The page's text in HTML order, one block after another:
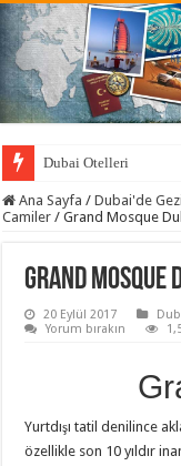
Dubai Otelleri
Ana Sayfa / Dubai'de
Camiler / Grand Mosque
Grand Mosque
20 Eylül 2017
Yorum bırakın
Yurtdışı tatil denilince
özellikle son 10 yıldır